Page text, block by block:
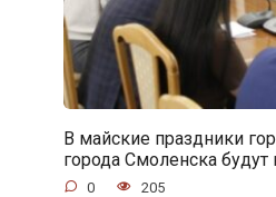
В майские праздники
города Смоленска будут
0 205